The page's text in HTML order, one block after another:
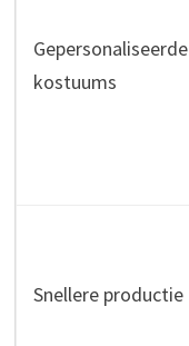
Gepersonaliseerde
kostuums
Snellere productie